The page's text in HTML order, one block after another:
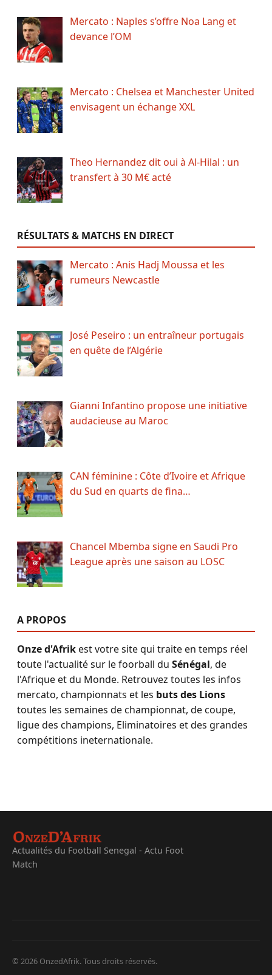
Mercato : Naples s’offre Noa Lang et
devance l’OM
Mercato : Chelsea et Manchester United
envisagent un échange XXL
Theo Hernandez dit oui à Al-Hilal : un
transfert à 30 M€ acté
RÉSULTATS & MATCHS EN DIRECT
Mercato : Anis Hadj Moussa et les
rumeurs Newcastle
José Peseiro : un entraîneur portugais
en quête de l’Algérie
Gianni Infantino propose une initiative
audacieuse au Maroc
CAN féminine : Côte d’Ivoire et Afrique
du Sud en quarts de fina…
Chancel Mbemba signe en Saudi Pro
League après une saison au LOSC
A PROPOS
Onze d'Afrikest votre site qui traite en temps réel
toute l'actualité sur le foorball du Sénégal, de
l'Afrique et du Monde. Retrouvez toutes les infos
mercato, championnats et les buts des Lions
toutes les semaines de championnat, de coupe,
ligue des champions, Eliminatoires et des grandes
compétitions ineternationale.
Actualités du Football Senegal - Actu Foot
Match
© 2026 OnzedAfrik. Tous droits réservés.